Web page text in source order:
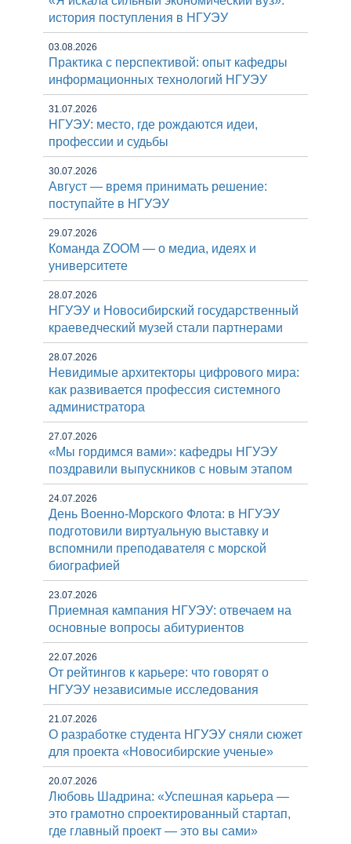
история поступления в НГУЭУ
03.08.2026
Практика с перспективой: опыт кафедры
информационных технологий НГУЭУ
31.07.2026
НГУЭУ: место, где рождаются идеи,
профессии и судьбы
30.07.2026
Август — время принимать решение:
поступайте в НГУЭУ
29.07.2026
Команда ZOOM — о медиа, идеях и
университете
28.07.2026
НГУЭУ и Новосибирский государственный
краеведческий музей стали партнерами
28.07.2026
Невидимые архитекторы цифрового мира:
как развивается профессия системного
администратора
27.07.2026
«Мы гордимся вами»: кафедры НГУЭУ
поздравили выпускников с новым этапом
24.07.2026
День Военно-Морского Флота: в НГУЭУ
подготовили виртуальную выставку и
вспомнили преподавателя с морской
биографией
23.07.2026
Приемная кампания НГУЭУ: отвечаем на
основные вопросы абитуриентов
22.07.2026
От рейтингов к карьере: что говорят о
НГУЭУ независимые исследования
21.07.2026
О разработке студента НГУЭУ сняли сюжет
для проекта «Новосибирские ученые»
20.07.2026
Любовь Шадрина: «Успешная карьера —
это грамотно спроектированный стартап,
где главный проект — это вы сами»